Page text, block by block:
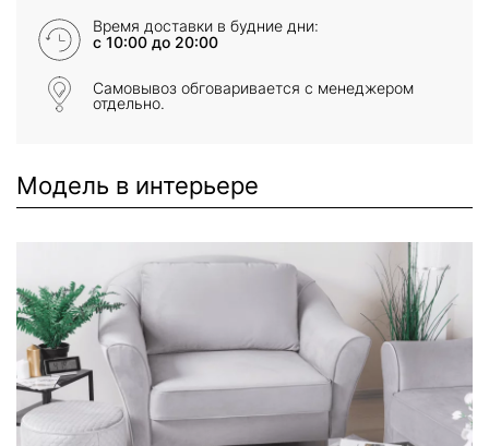
Время доставки в будние дни:
с 10:00 до 20:00
Самовывоз обговаривается с менеджером
отдельно.
Модель в интерьере